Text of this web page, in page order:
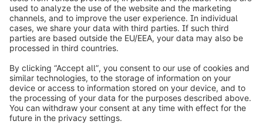
info@shopware.com
Over Shopware
Product
Oplossingen